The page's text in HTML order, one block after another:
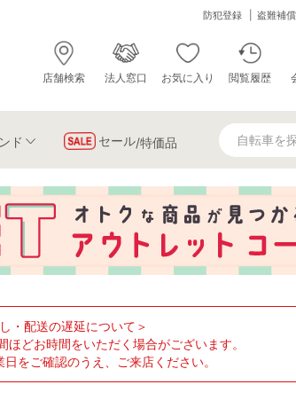
防犯登録 盗難補償
店舗検索 法人窓口 お気に入り 閲覧履歴
ド セール/特価品
・配送の遅延について＞
どお時間をいただく場合がございます。
をご確認のうえ、ご来店ください。